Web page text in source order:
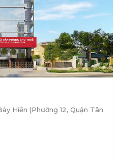
Hiền (Phường 12, Quận Tân